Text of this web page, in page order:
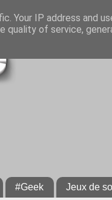
#Geek Jeux de
Your IP address and
quality of service,